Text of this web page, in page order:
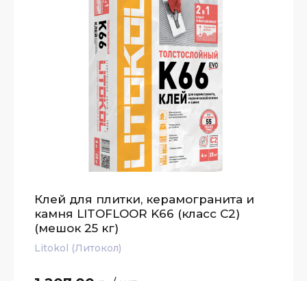
Клей для плитки, керамогранита и
камня LITOFLOOR K66 (класс С2)
(мешок 25 кг)
Litokol (Литокол)